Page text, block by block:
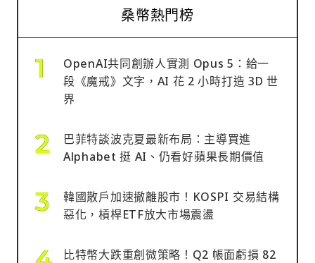
桑幣熱門榜
OpenAI共同創辦人實測 Opus 5：給一
段《魔戒》文字，AI 花 2 小時打造 3D 世
界
巴菲特談波克夏最新布局：主導買進
Alphabet 挺 AI、仍看好蘋果長期價值
韓國散戶加速撤離股市！KOSPI 交易結構
惡化，槓桿ETF放大市場震盪
比特幣大跌重創微策略！Q2 帳面虧損 82